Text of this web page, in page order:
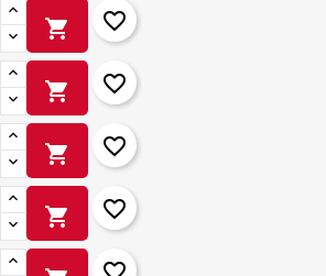
add_circle_outline
Crear una llista nova
Crear una llista de desitjos
Cancel·lar
shopping_cart favorite_border
shopping_cart favorite_border
shopping_cart favorite_border
shopping_cart favorite_border